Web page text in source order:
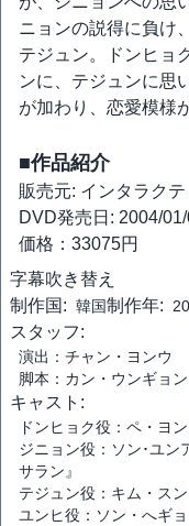
ニョンの説得に負け
テジュン。ドンヒョ
ンに、テジュンに思
が加わり、恋愛模様
■作品紹介
販売元: インタラク
DVD発売日: 2004/
価格：33075円
字幕吹き替え
制作国: 韓国制作年:
スタッフ:
演出：チャン・ヨンウ
脚本：カン・ウンギョン
キャスト:
ドンヒョク役：ペ・ヨ
ジニョン役：ソン･ユン
サラン』
テジュン役：キム・ス
ユンヒ役：ソン・へギ